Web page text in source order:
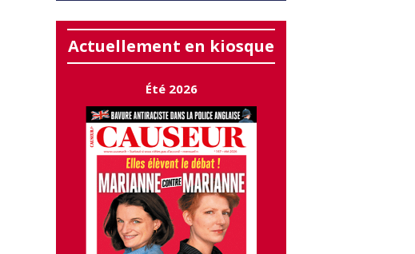
Actuellement en kiosque
Été 2026